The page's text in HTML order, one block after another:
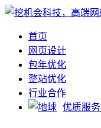
首页
网页设计
包年优化
整站优化
行业合作
优质服务